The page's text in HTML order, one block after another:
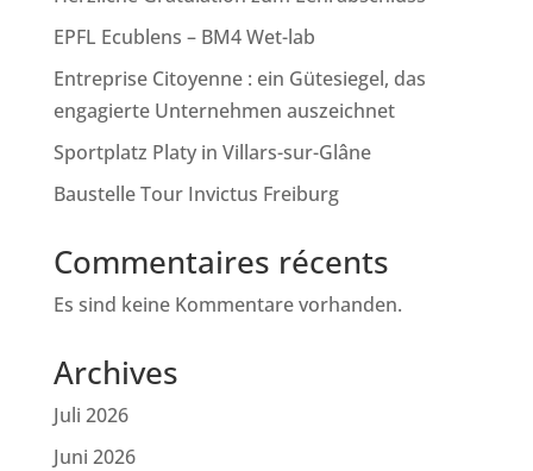
EPFL Ecublens – BM4 Wet-lab
Entreprise Citoyenne : ein Gütesiegel, das
engagierte Unternehmen auszeichnet
Sportplatz Platy in Villars-sur-Glâne
Baustelle Tour Invictus Freiburg
Commentaires récents
Es sind keine Kommentare vorhanden.
Archives
Juli 2026
Juni 2026